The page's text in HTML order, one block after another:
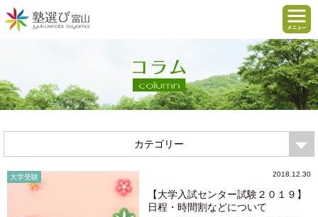
カテゴリー
大学受験 2018.12.30
【大学入試センター試験２０１９】
日程・時間割などについて